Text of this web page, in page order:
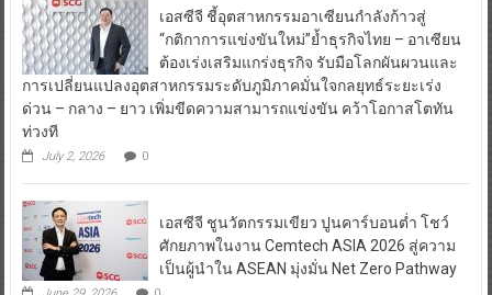
เอสซีจี ชี้อุตสาหกรรมอาเซียนกำลังก้าวสู่
“กติกาการแข่งขันใหม่”ย้ำธุรกิจไทย – อาเซียน
ต้องเร่งเสริมแกร่งธุรกิจ รับมือโลกผันผวนและ
การเปลี่ยนแปลงอุตสาหกรรมระดับภูมิภาคมั่นใจกลยุทธ์ระยะเร่ง
ด่วน – กลาง – ยาว เพิ่มขีดความสามารถแข่งขัน คว้าโอกาสโตทัน
ท่วงที
July 2, 2026 0
เอสซีจี ชูนวัตกรรมเขียว ปูนคาร์บอนต่ำ โชว์
ศักยภาพในงาน Cemtech ASIA 2026 สู่ความ
เป็นผู้นำใน ASEAN มุ่งมั่น Net Zero Pathway